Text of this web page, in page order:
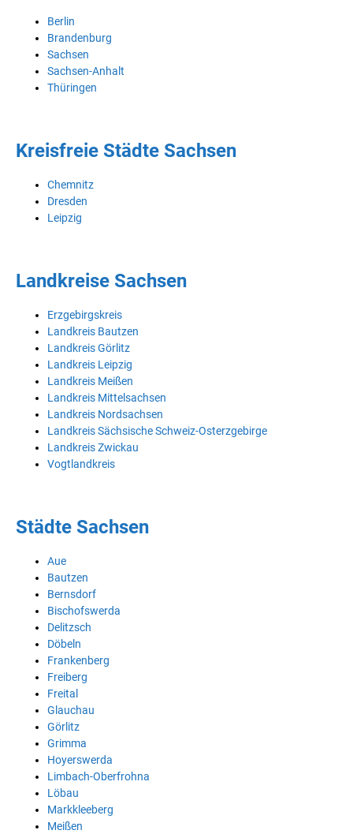
Berlin
Brandenburg
Sachsen
Sachsen-Anhalt
Thüringen
Kreisfreie Städte Sachsen
Chemnitz
Dresden
Leipzig
Landkreise Sachsen
Erzgebirgskreis
Landkreis Bautzen
Landkreis Görlitz
Landkreis Leipzig
Landkreis Meißen
Landkreis Mittelsachsen
Landkreis Nordsachsen
Landkreis Sächsische Schweiz-Osterzgebirge
Landkreis Zwickau
Vogtlandkreis
Städte Sachsen
Aue
Bautzen
Bernsdorf
Bischofswerda
Delitzsch
Döbeln
Frankenberg
Freiberg
Freital
Glauchau
Görlitz
Grimma
Hoyerswerda
Limbach-Oberfrohna
Löbau
Markkleeberg
Meißen